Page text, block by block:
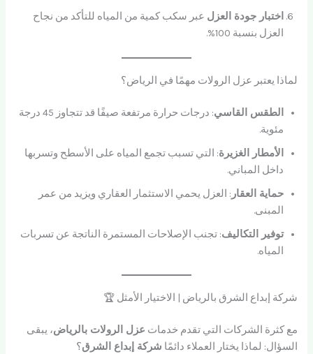
اختبار جودة العزل عبر سكب كمية من المياه للتأكد من نجاح
العزل بنسبة 100%.
لماذا يعتبر عزل الرولات مهمًا في الرياض؟
الطقس القاسي
: درجات حرارة مرتفعة صيفًا قد تتجاوز 45 درجة
مئوية.
الأمطار الغزيرة: التي تسبب تجمع المياه على الأسطح وتسربها
داخل المباني.
حماية العقار : العزل يحمي الاستثمار العقاري ويزيد من عمر
المبنى.
توفير التكاليف: تجنب الإصلاحات المستمرة الناتجة عن تسربات
المياه.
شركة إبداع الشرق بالرياض | الاختيار الأمثل 🏆
مع كثرة الشركات التي تقدم خدمات عزل الرولات بالرياض، يبقى
السؤال: لماذا يختار العملاء دائمًا شركة إبداع الشرق؟